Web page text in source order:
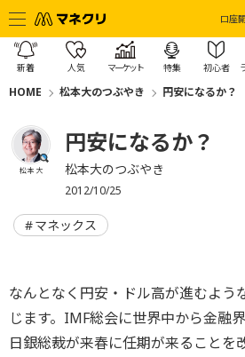
口座
新着 人気 マーケット 特集 初心者
HOME 松本大のつぶやき 円安になるか？
松本 大
円安になるか？
松本大のつぶやき
2012/10/25
マネックス
なんとなく円安・ドル高が進むよう
じます。IMF総会に世界中から金融
日銀総裁が来春に任期が来ることを